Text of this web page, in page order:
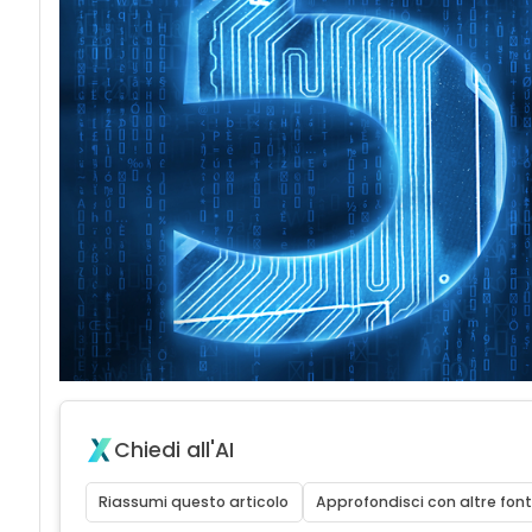
Chiedi all'AI
Riassumi questo articolo Approfondisci con altre